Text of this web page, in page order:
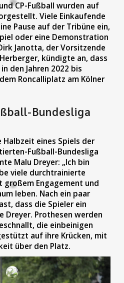
CP-Fußball wurden auf
Viele Einkaufende
Pause auf der Tribüne ein,
oder eine Demonstration
Janotta, der Vorsitzende
kündigte an, dass
den Jahren 2022 bis
Roncalliplatz am Kölner
Bundesliga
eines Spiels der
Fußball-Bundesliga
Malu Dreyer: „Ich bin
viele durchtrainierte
großem Engagement und
leben. Nach ein paar
dass die Spieler ein
Dreyer. Prothesen werden
die einbeinigen
auf ihre Krücken, mit
über den Platz.